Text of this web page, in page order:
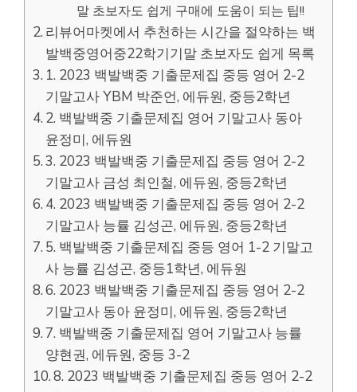
말 초보자도 쉽게 구매에 도움이 되는 팁!!
리뷰어마켓에서 추천하는 시간을 절약하는 백
발백중영어중22학기기말 초보자도 쉽게 목록
1. 2023 백발백중 기출문제집 중등 영어 2-2
기말고사 YBM 박준언, 에듀원, 중등2학년
2. 백발백중 기출문제집 영어 기말고사 동아
윤정미, 에듀원
3. 2023 백발백중 기출문제집 중등 영어 2-2
기말고사 금성 최인철, 에듀원, 중등2학년
4. 2023 백발백중 기출문제집 중등 영어 2-2
기말고사 능률 김성곤, 에듀원, 중등2학년
5. 백발백중 기출문제집 중등 영어 1-2 기말고
사 능률 김성곤, 중등1학년, 에듀원
6. 2023 백발백중 기출문제집 중등 영어 2-2
기말고사 동아 윤정미, 에듀원, 중등2학년
7. 백발백중 기출문제집 영어 기말고사 능률
양현권, 에듀원, 중등 3-2
8. 2023 백발백중 기출문제집 중등 영어 2-2